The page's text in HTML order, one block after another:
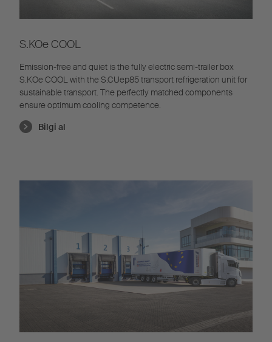
S.KOe COOL
Emission-free and quiet is the fully electric semi-trailer box
S.KOe COOL with the S.CUep85 transport refrigeration unit for
sustainable transport. The perfectly matched components
ensure optimum cooling competence.
Bilgi al